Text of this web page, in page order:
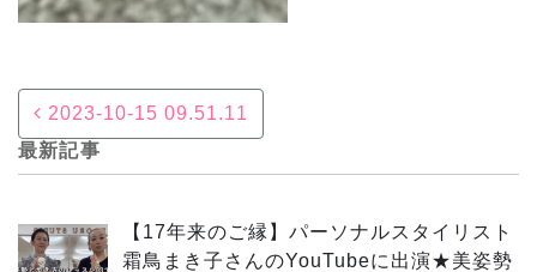
Post navigation
2023-10-15 09.51.11
最新記事
【17年来のご縁】パーソナルスタイリスト
霜鳥まき子さんのYouTubeに出演★美姿勢